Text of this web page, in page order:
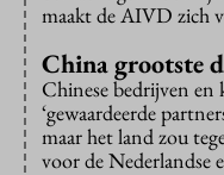
maakt de AIVD zich
China grootste
Chinese bedrijven
‘gewaardeerde
maar het land zou
voor de Nederlandse